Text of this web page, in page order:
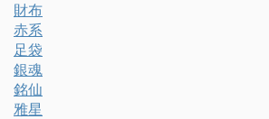
財布
赤系
足袋
銀魂
銘仙
雅星